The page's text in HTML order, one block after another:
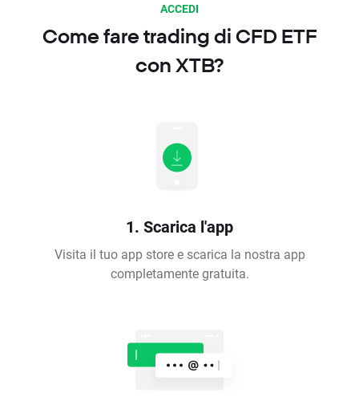
ACCEDI
Come fare trading di CFD ETF
con XTB?
1. Scarica l'app
Visita il tuo app store e scarica la nostra app
completamente gratuita.